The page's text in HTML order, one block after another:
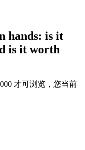
hands: is it
is it worth
才可浏览，您当前